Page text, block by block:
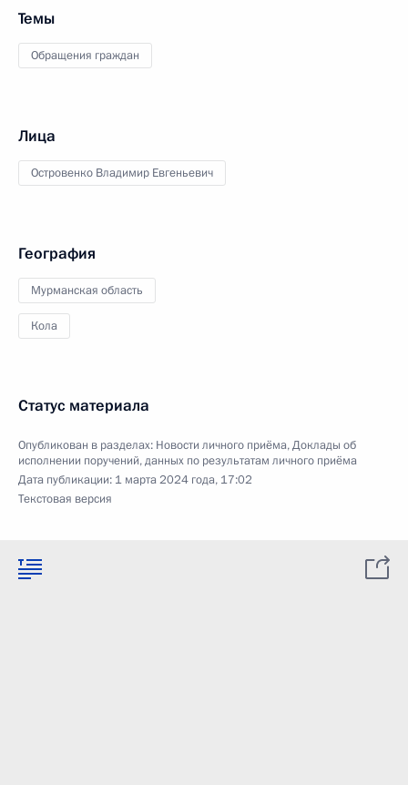
Темы
Обращения граждан
Лица
Островенко Владимир Евгеньевич
География
Мурманская область
Кола
Статус материала
Опубликован в разделах: Новости личного приёма,Доклады об
исполнении поручений, данных по результатам личного приёма
Дата публикации: 1 марта 2024 года, 17:02
Текстовая версия